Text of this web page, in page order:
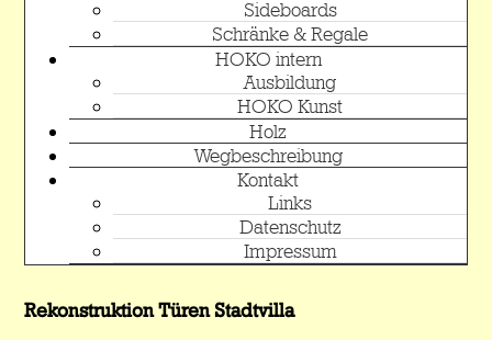
Sideboards
Schränke & Regale
HOKO intern
Ausbildung
HOKO Kunst
Holz
Wegbeschreibung
Kontakt
Links
Datenschutz
Impressum
Rekonstruktion Türen Stadtvilla